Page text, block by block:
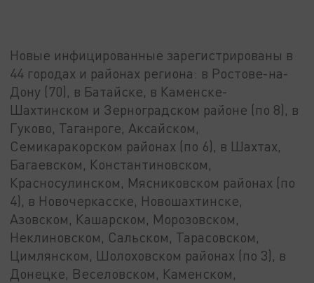
Новые инфицированные зарегистрированы в
44 городах и районах региона: в Ростове-на-
Дону (70), в Батайске, в Каменске-
Шахтинском и Зерноградском районе (по 8), в
Гуково, Таганроге, Аксайском,
Семикаракорском районах (по 6), в Шахтах,
Багаевском, Константиновском,
Красносулинском, Мясниковском районах (по
4), в Новочеркасске, Новошахтинске,
Азовском, Кашарском, Морозовском,
Неклиновском, Сальском, Тарасовском,
Цимлянском, Шолоховском районах (по 3), в
Донецке, Веселовском, Каменском,